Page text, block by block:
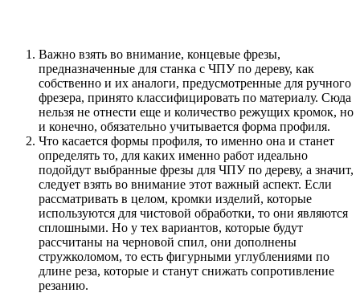
Важно взять во внимание, концевые фрезы,
предназначенные для станка с ЧПУ по дереву, как
собственно и их аналоги, предусмотренные для ручного
фрезера, принято классифицировать по материалу. Сюда
нельзя не отнести еще и количество режущих кромок, но
и конечно, обязательно учитывается форма профиля.
Что касается формы профиля, то именно она и станет
определять то, для каких именно работ идеально
подойдут выбранные фрезы для ЧПУ по дереву, а значит,
следует взять во внимание этот важный аспект. Если
рассматривать в целом, кромки изделий, которые
используются для чистовой обработки, то они являются
сплошными. Но у тех вариантов, которые будут
рассчитаны на черновой спил, они дополнены
стружколомом, то есть фигурными углублениями по
длине реза, которые и станут снижать сопротивление
резанию.